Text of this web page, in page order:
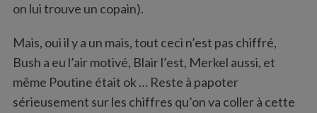
on lui trouve un copain).
Mais, oui il y a un mais, tout ceci n’est pas chiffré,
Bush a eu l’air motivé, Blair l’est, Merkel aussi, et
même Poutine était ok … Reste à papoter
sérieusement sur les chiffres qu’on va coller à cette